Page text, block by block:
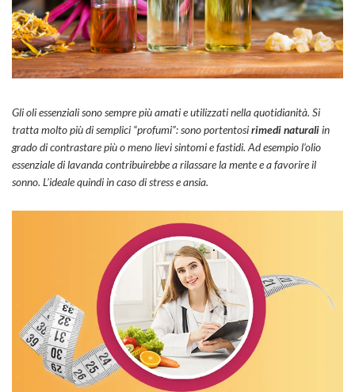
Gli oli essenziali sono sempre più amati e utilizzati nella quotidianità. Si
tratta molto più di semplici “profumi”: sono portentosirimedi naturaliin
grado di contrastare più o meno lievi sintomi e fastidi. Ad esempio l’olio
essenziale di lavanda contribuirebbe a rilassare la mente e a favorire il
sonno. L’ideale quindi in caso di stress e ansia.